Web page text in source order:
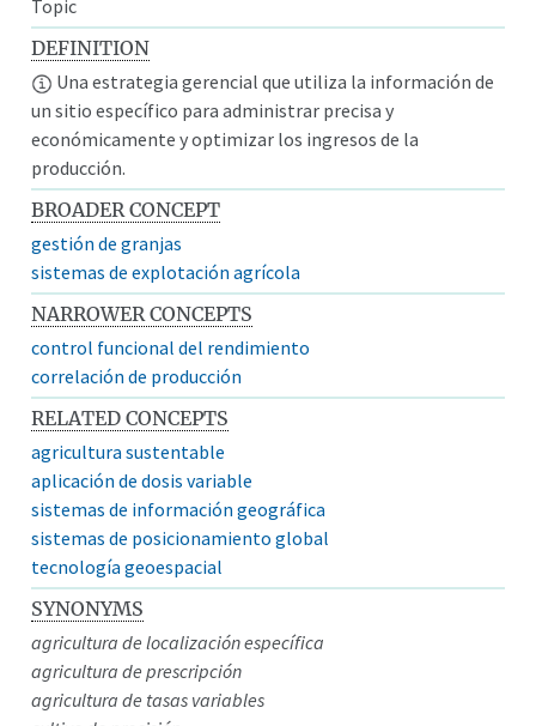
Topic
DEFINITION
Una estrategia gerencial que utiliza la información de
un sitio específico para administrar precisa y
económicamente y optimizar los ingresos de la
producción.
BROADER CONCEPT
gestión de granjas
sistemas de explotación agrícola
NARROWER CONCEPTS
control funcional del rendimiento
correlación de producción
RELATED CONCEPTS
agricultura sustentable
aplicación de dosis variable
sistemas de información geográfica
sistemas de posicionamiento global
tecnología geoespacial
SYNONYMS
agricultura de localización específica
agricultura de prescripción
agricultura de tasas variables